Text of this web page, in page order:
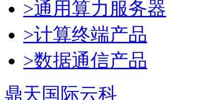
>通用算力服务器
>计算终端产品
>数据通信产品
鼎天国际云科